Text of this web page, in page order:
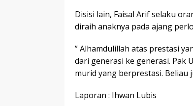
Disisi lain, Faisal Arif selaku
diraih anaknya pada ajang
” Alhamdulillah atas prestasi
dari generasi ke generasi. Pak
murid yang berprestasi. Beliau
Laporan : Ihwan Lubis